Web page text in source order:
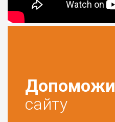
Допоможи
сайту